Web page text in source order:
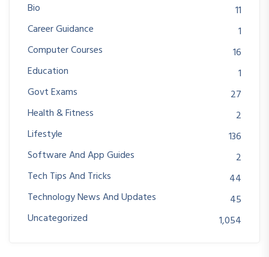
Bio
11
Career Guidance
1
Computer Courses
16
Education
1
Govt Exams
27
Health & Fitness
2
Lifestyle
136
Software And App Guides
2
Tech Tips And Tricks
44
Technology News And Updates
45
Uncategorized
1,054